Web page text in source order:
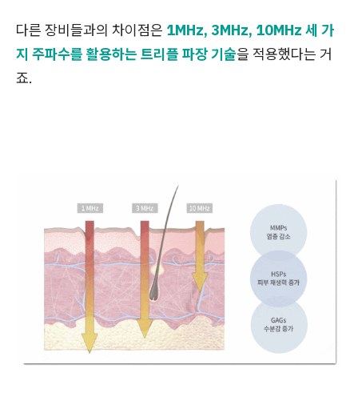
다른 장비들과의 차이점은 1MHz, 3MHz, 10MHz 세 가
지 주파수를 활용하는 트리플 파장 기술을 적용했다는 거
죠.